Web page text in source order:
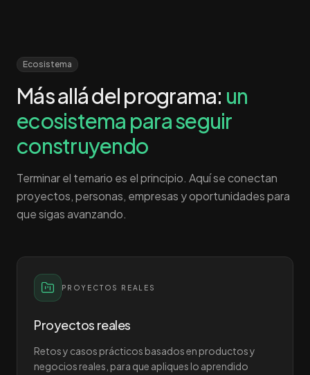
Ecosistema
Más allá del programa: un
ecosistema para seguir
construyendo
Terminar el temario es el principio. Aquí se conectan
proyectos, personas, empresas y oportunidades para
que sigas avanzando.
PROYECTOS REALES
Proyectos reales
Retos y casos prácticos basados en productos y
negocios reales, para que apliques lo aprendido